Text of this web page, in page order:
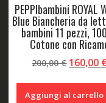
PEPPIbambini ROYAL
Blue Biancheria da
bambini 11 pezzi,
Cotone con
200,00€ Il
160,00
Aggiungi al carrello